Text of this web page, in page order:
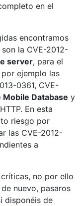
en el
encontramos
la CVE-2012-
server, para el
ejemplo las
0361, CVE-
Mobile Database y
En esta
riesgo por
las CVE-2012-
a
no por ello
nuevo, pasaros
disponéis de